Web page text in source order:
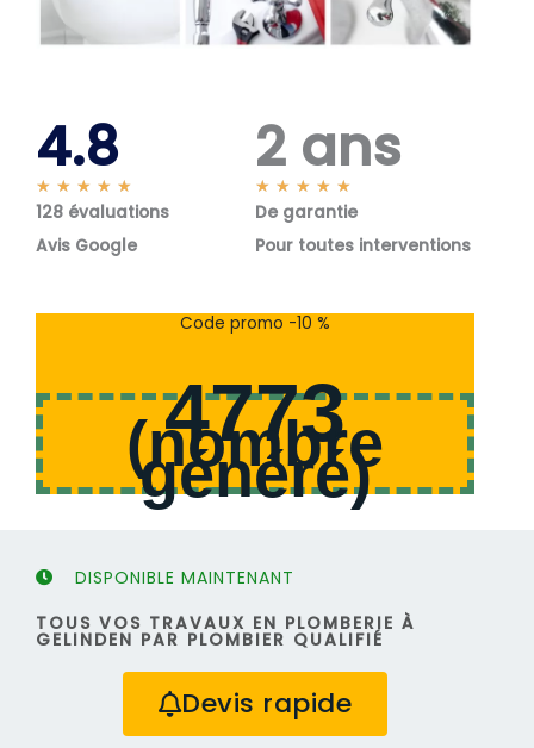
4.8
★ ★ ★ ★ ★
o
s
128 évaluations
Avis Google
2 ans
★ ★ ★ ★ ★
o
s
De garantie
Pour toutes interventions
Code promo -10 %
4773
(nombre
généré)
DISPONIBLE MAINTENANT
TOUS VOS TRAVAUX EN PLOMBERIE À
GELINDEN PAR PLOMBIER QUALIFIÉ
Devis rapide